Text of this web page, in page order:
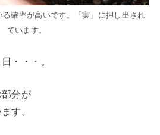
確率が高いです。「実」に押し出され
ています。
・・・。
分が
す。